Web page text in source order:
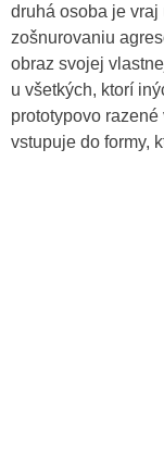
druhá osoba je
zošnurovaniu
obraz svojej
u všetkých, ktorí
prototypovo
vstupuje do formy,